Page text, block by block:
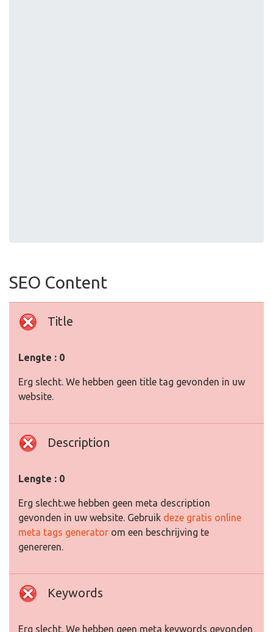
SEO Content
Title
Lengte : 0
Erg slecht. We hebben geen title tag gevonden in uw
website.
Description
Lengte : 0
Erg slecht.we hebben geen meta description
gevonden in uw website. Gebruik deze gratis online
meta tags generator om een beschrijving te
genereren.
Keywords
Erg slecht. We hebben geen meta keywords gevonden